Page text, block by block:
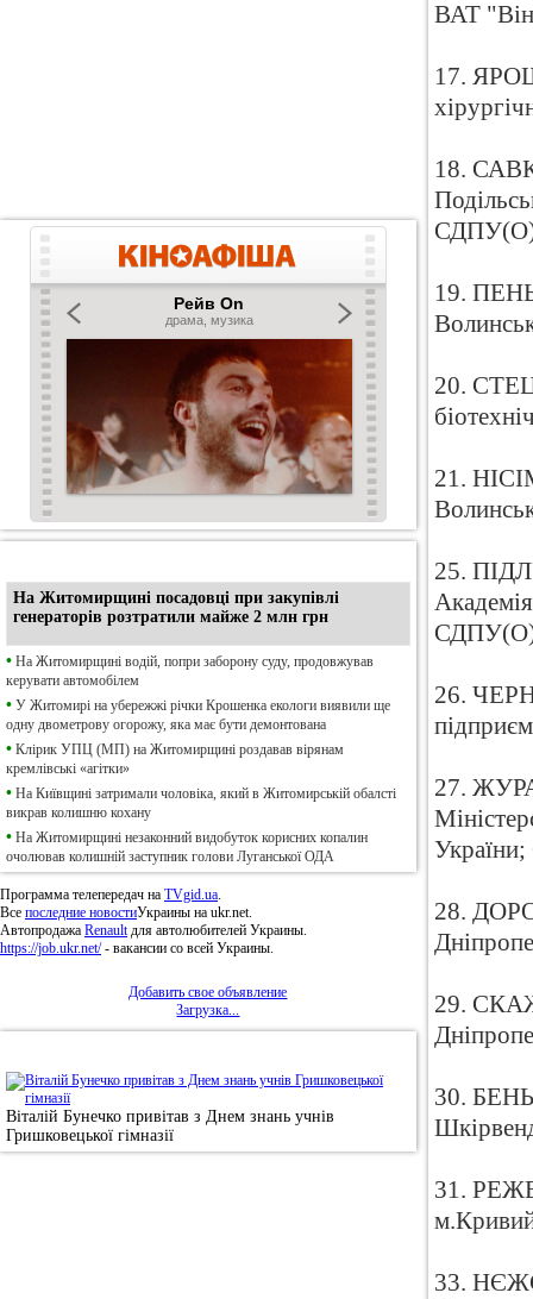
На Житомирщині посадовці при закупівлі
генераторів розтратили майже 2 млн грн
• На Житомирщині водій, попри заборону суду, продовжував
керувати автомобілем
• У Житомирі на убережжі річки Крошенка екологи виявили ще
одну двометрову огорожу, яка має бути демонтована
• Клірик УПЦ (МП) на Житомирщині роздавав вірянам
кремлівські «агітки»
• На Київщині затримали чоловіка, який в Житомирській обалсті
викрав колишню кохану
• На Житомирщині незаконний видобуток корисних копалин
очолював колишній заступник голови Луганської ОДА
Программа телепередач на TVgid.ua.
Все последние новостиУкраины на ukr.net.
Автопродажа Renaultдля автолюбителей Украины.
https://job.ukr.net/- вакансии со всей Украины.
Добавить свое объявление
Загрузка...
Віталій Бунечко привітав з Днем знань учнів
Гришковецької гімназії
ВАТ
17.
18.
19.
20.
21.
25.
26.
27.
28.
29.
30.
31.
33.